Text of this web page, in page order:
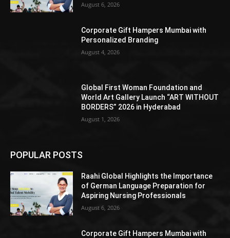
August 6, 2026
Corporate Gift Hampers Mumbai with
Personalized Branding
August 4, 2026
Global First Woman Foundation and
World Art Gallery Launch “ART WITHOUT
BORDERS” 2026 in Hyderabad
August 1, 2026
POPULAR POSTS
Raahi Global Highlights the Importance
of German Language Preparation for
Aspiring Nursing Professionals
August 6, 2026
Corporate Gift Hampers Mumbai with